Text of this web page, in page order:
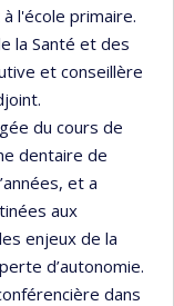
l'école primaire.
la Santé et des
et conseillère
du cours de
dentaire de
et a
aux
enjeux de la
d’autonomie.
dans